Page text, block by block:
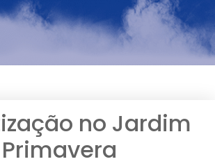
no Jardim
Primavera